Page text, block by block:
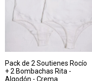
Pack de 2 Soutienes Rocío
+ 2 Bombachas Rita -
Algodón - Crema